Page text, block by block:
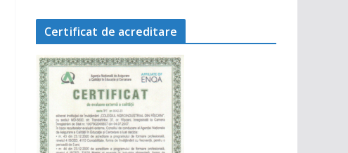
Certificat de acreditare